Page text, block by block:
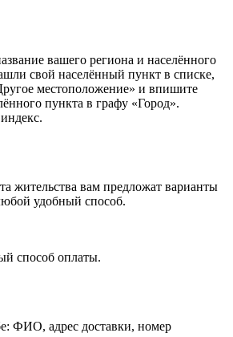
вашего региона и населённого
свой населённый пункт в списке,
местоположение» и впишите
пункта в графу «Город».
жительства вам предложат варианты
удобный способ.
способ оплаты.
ФИО, адрес доставки, номер